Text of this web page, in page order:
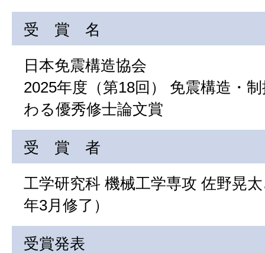
受 賞 名
日本免震構造協会
2025年度（第18回） 免震構造・
わる優秀修士論文賞
受 賞 者
工学研究科 機械工学専攻 佐野晃
年3月修了）
受賞発表